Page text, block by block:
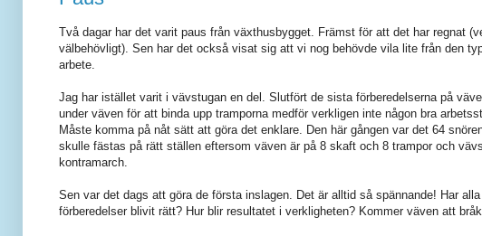
Två dagar har det varit paus från växthusbygget. Främst för att det har regnat
välbehövligt). Sen har det också visat sig att vi nog behövde vila lite från den
arbete.
Jag har istället varit i vävstugan en del. Slutfört de sista förberedelserna på
under väven för att binda upp tramporna medför verkligen inte någon bra
Måste komma på nåt sätt att göra det enklare. Den här gången var det 64
skulle fästas på rätt ställen eftersom väven är på 8 skaft och 8 trampor och
kontramarch.
Sen var det dags att göra de första inslagen. Det är alltid så spännande! Har alla
förberedelser blivit rätt? Hur blir resultatet i verkligheten? Kommer väven att